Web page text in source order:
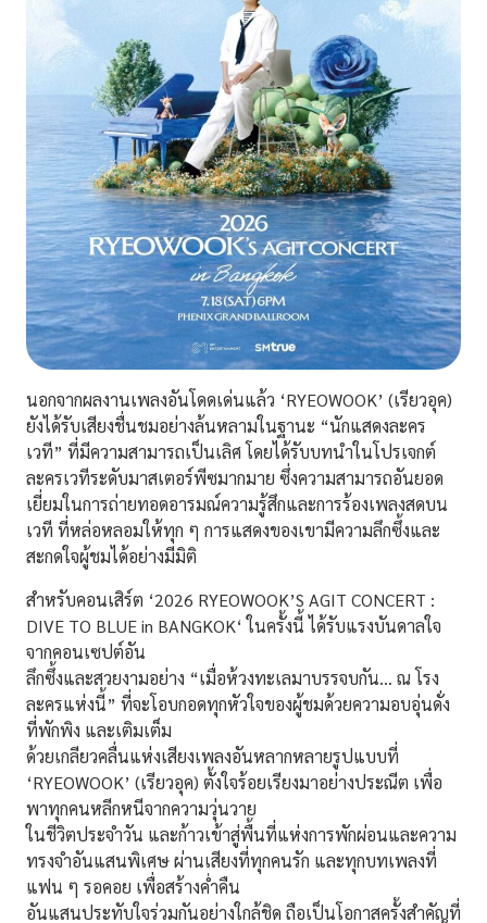
นอกจากผลงานเพลงอันโดดเด่นแล้ว ‘RYEOWOOK’ (เรียวอุค)
ยังได้รับเสียงชื่นชมอย่างล้นหลามในฐานะ “นักแสดงละคร
เวที” ที่มีความสามารถเป็นเลิศ โดยได้รับบทนำในโปรเจกต์
ละครเวทีระดับมาสเตอร์พีซมากมาย ซึ่งความสามารถอันยอด
เยี่ยมในการถ่ายทอดอารมณ์ความรู้สึกและการร้องเพลงสดบน
เวที ที่หล่อหลอมให้ทุก ๆ การแสดงของเขามีความลึกซึ้งและ
สะกดใจผู้ชมได้อย่างมีมิติ
สำหรับคอนเสิร์ต ‘2026 RYEOWOOK’S AGIT CONCERT :
DIVE TO BLUE in BANGKOK‘ ในครั้งนี้ ได้รับแรงบันดาลใจ
จากคอนเซปต์อัน
ลึกซึ้งและสวยงามอย่าง “เมื่อห้วงทะเลมาบรรจบกัน… ณ โรง
ละครแห่งนี้” ที่จะโอบกอดทุกหัวใจของผู้ชมด้วยความอบอุ่นดั่ง
ที่พักพิง และเติมเต็ม
ด้วยเกลียวคลื่นแห่งเสียงเพลงอันหลากหลายรูปแบบที่
‘RYEOWOOK’ (เรียวอุค) ตั้งใจร้อยเรียงมาอย่างประณีต เพื่อ
พาทุกคนหลีกหนีจากความวุ่นวาย
ในชีวิตประจำวัน และก้าวเข้าสู่พื้นที่แห่งการพักผ่อนและความ
ทรงจำอันแสนพิเศษ ผ่านเสียงที่ทุกคนรัก และทุกบทเพลงที่
แฟน ๆ รอคอย เพื่อสร้างค่ำคืน
อันแสนประทับใจร่วมกันอย่างใกล้ชิด ถือเป็นโอกาสครั้งสำคัญที่